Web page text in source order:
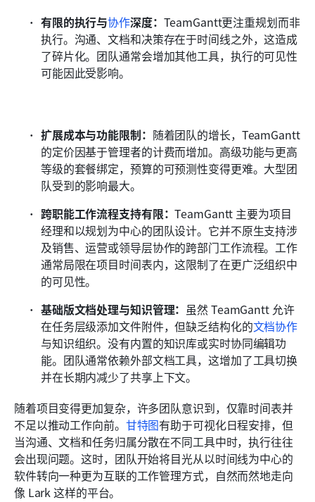
有限的执行与协作深度： TeamGantt更注重规划而非
执行。沟通、文档和决策存在于时间线之外，这造成
了碎片化。团队通常会增加其他工具，执行的可见性
可能因此受影响。
扩展成本与功能限制： 随着团队的增长，TeamGantt
的定价因基于管理者的计费而增加。高级功能与更高
等级的套餐绑定，预算的可预测性变得更难。大型团
队受到的影响最大。
跨职能工作流程支持有限：TeamGantt 主要为项目
经理和以规划为中心的团队设计。它并不原生支持涉
及销售、运营或领导层协作的跨部门工作流程。工作
通常局限在项目时间表内，这限制了在更广泛组织中
的可见性。
基础版文档处理与知识管理： 虽然 TeamGantt 允许
在任务层级添加文件附件，但缺乏结构化的文档协作
与知识组织。没有内置的知识库或实时协同编辑功
能。团队通常依赖外部文档工具，这增加了工具切换
并在长期内减少了共享上下文。
随着项目变得更加复杂，许多团队意识到，仅靠时间表并
不足以推动工作向前。 甘特图有助于可视化日程安排，但
当沟通、文档和任务归属分散在不同工具中时，执行往往
会出现问题。这时，团队开始将目光从以时间线为中心的
软件转向一种更为互联的工作管理方式，自然而然地走向
像 Lark 这样的平台。